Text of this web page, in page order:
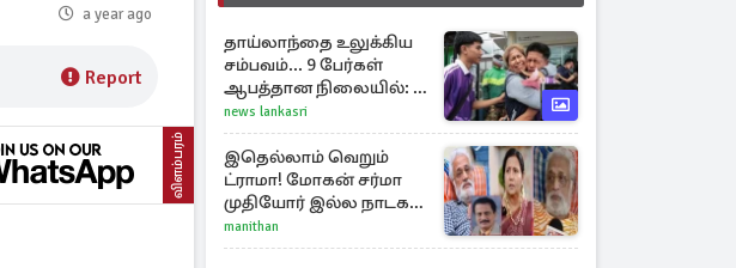
a year ago
Report
விளம்பரம்
தாய்லாந்தை உலுக்கிய
சம்பவம்... 9 பேர்கள்
ஆபத்தான நிலையில்: 8
பேர் பலி
news lankasri
இதெல்லாம் வெறும்
ட்ராமா! மோகன் சர்மா
முதியோர் இல்ல நாடகம்
குறித்து குட்டி பத்மினி
பரபரப்பு பேட்டி
manithan